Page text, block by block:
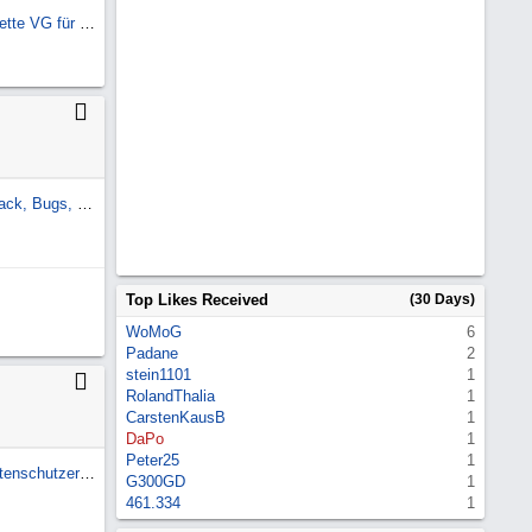
Suche Schalthebelmannschette VG für G - Modell
Forums-Software 8,0 Feedback, Bugs, Wünsche
Rechtliche Hinweise und Datenschutzerklärung
Top Likes Received (30 Days)
WoMoG
6
Padane
2
stein1101
1
RolandThalia
1
CarstenKausB
1
DaPo
1
Peter25
1
G300GD
1
461.334
1